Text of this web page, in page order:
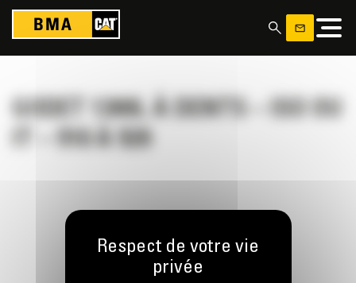
GODET 1300L À DENTS – ISO OU
IT – 910 À 920
RESTONS EN CONTACT
Panneau de gestion des cookies